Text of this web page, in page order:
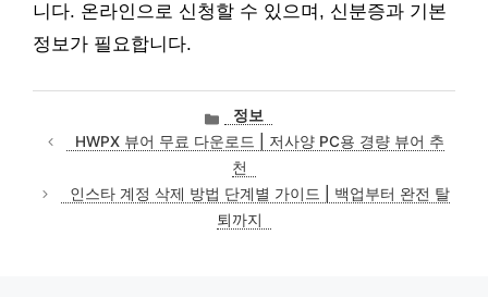
니다. 온라인으로 신청할 수 있으며, 신분증과 기본
정보가 필요합니다.
카
테
고
리
정보
HWPX 뷰어 무료 다운로드 | 저사양 PC용 경량 뷰어 추
천
인스타 계정 삭제 방법 단계별 가이드 | 백업부터 완전 탈
퇴까지